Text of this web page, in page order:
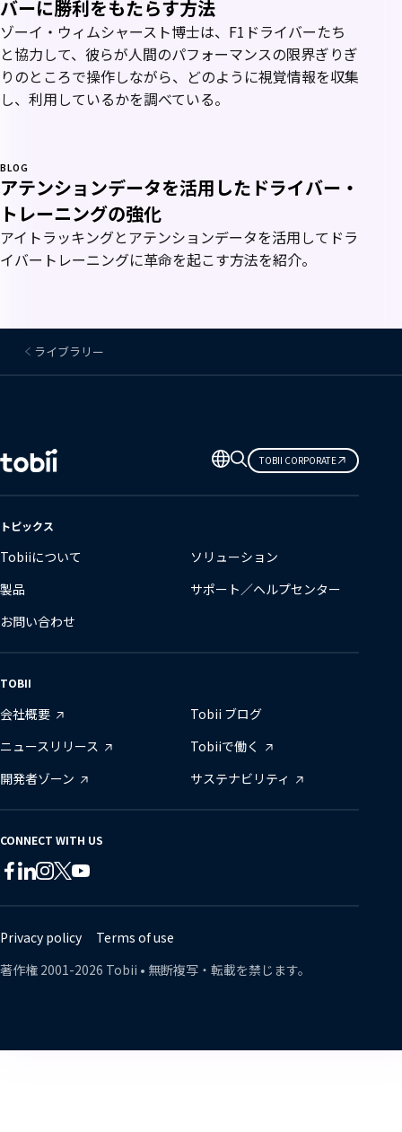
バーに勝利をもたらす方法
ゾーイ・ウィムシャースト博士は、F1ドライバーたち
と協力して、彼らが人間のパフォーマンスの限界ぎりぎ
りのところで操作しながら、どのように視覚情報を収集
し、利用しているかを調べている。
BLOG
アテンションデータを活用したドライバー・
トレーニングの強化
アイトラッキングとアテンションデータを活用してドラ
イバートレーニングに革命を起こす方法を紹介。
ライブラリー
言
語
の
更
TOBII CORPORATE
トピックス
Tobiiについて
ソリューション
製品
サポート／ヘルプセンター
お問い合わせ
TOBII
会社概要
Tobii ブログ
ニュースリリース
Tobiiで働く
開発者ゾーン
サステナビリティ
CONNECT WITH US
Tobii
Facebook
Tobii
Linkedin
Tobii
Instagram
Tobii
Twitter
Tobii
Youtube
Tobii
Lin
Privacy policy
Terms of use
著作権 2001-2026 Tobii • 無断複写・転載を禁じます。